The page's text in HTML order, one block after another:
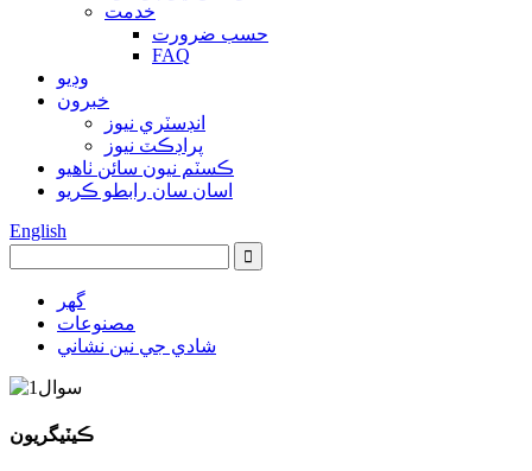
خدمت
حسب ضرورت
FAQ
وڊيو
خبرون
انڊسٽري نيوز
پراڊڪٽ نيوز
ڪسٽم نيون سائن ٺاهيو
اسان سان رابطو ڪريو
English
گهر
مصنوعات
شادي جي نين نشاني
ڪيٽيگريون